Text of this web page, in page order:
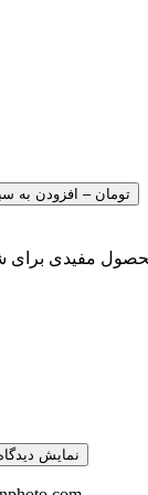
مفیدی برای
نمایش